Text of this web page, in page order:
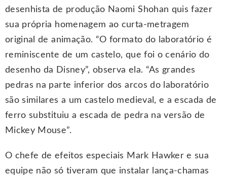
desenhista de produção Naomi Shohan quis fazer
sua própria homenagem ao curta-metragem
original de animação. “O formato do laboratório é
reminiscente de um castelo, que foi o cenário do
desenho da Disney”, observa ela. “As grandes
pedras na parte inferior dos arcos do laboratório
são similares a um castelo medieval, e a escada de
ferro substituiu a escada de pedra na versão de
Mickey Mouse”.
O chefe de efeitos especiais Mark Hawker e sua
equipe não só tiveram que instalar lança-chamas